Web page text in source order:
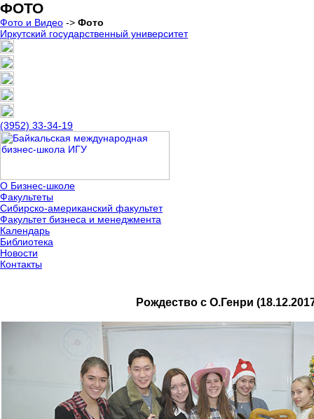
ФОТО
Фото и Видео -> Фото
Иркутский государственный университет
(3952) 33-34-19
О Бизнес-школе
Факультеты
Сибирско-американский факультет
Факультет бизнеса и менеджмента
Календарь
Библиотека
Новости
Контакты
Рождество с О.Генри